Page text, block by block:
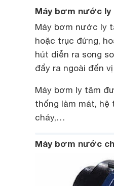
Máy bơm nước ly
Máy bơm nước ly
hoặc trục đứng,
hút diễn ra song
đẩy ra ngoài đến
Máy bơm ly tâm
thống làm mát,
cháy,…
Máy bơm nước